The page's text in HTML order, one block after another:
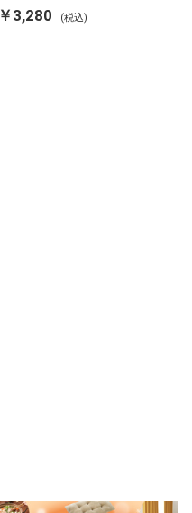
使える 軽い 丸洗い 断熱 保温 抗
菌防臭 洗える 防ダニ 軽量 ホコ
￥3,280 (税込)